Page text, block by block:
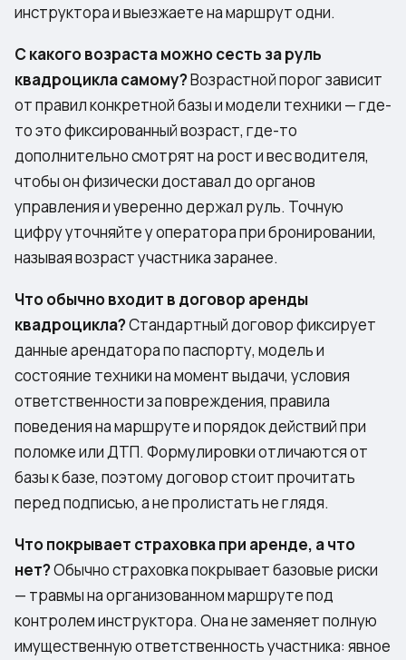
инструктора и выезжаете на маршрут одни.
С какого возраста можно сесть за руль
квадроцикла самому?Возрастной порог зависит
от правил конкретной базы и модели техники — где-
то это фиксированный возраст, где-то
дополнительно смотрят на рост и вес водителя,
чтобы он физически доставал до органов
управления и уверенно держал руль. Точную
цифру уточняйте у оператора при бронировании,
называя возраст участника заранее.
Что обычно входит в договор аренды
квадроцикла?Стандартный договор фиксирует
данные арендатора по паспорту, модель и
состояние техники на момент выдачи, условия
ответственности за повреждения, правила
поведения на маршруте и порядок действий при
поломке или ДТП. Формулировки отличаются от
базы к базе, поэтому договор стоит прочитать
перед подписью, а не пролистать не глядя.
Что покрывает страховка при аренде, а что
нет?Обычно страховка покрывает базовые риски
— травмы на организованном маршруте под
контролем инструктора. Она не заменяет полную
имущественную ответственность участника: явное